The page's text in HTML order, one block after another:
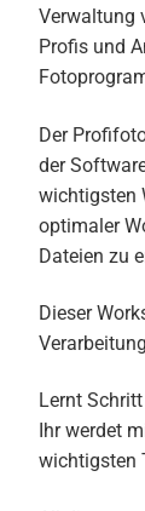
Verwaltung
Profis und
Der
der
wichtigsten
optimaler
Dateien zu
Dieser
Lernt
Ihr werdet
wichtigsten